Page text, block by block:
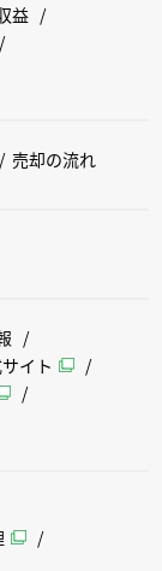
益
売却の流れ
イト